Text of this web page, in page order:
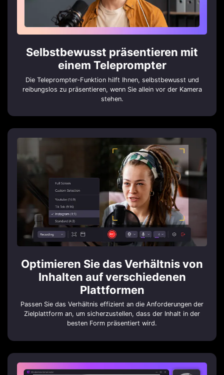
Selbstbewusst präsentieren mit
einem Teleprompter
Die Teleprompter-Funktion hilft Ihnen, selbstbewusst und
reibungslos zu präsentieren, wenn Sie allein vor der Kamera
stehen.
Optimieren Sie das Verhältnis von
Inhalten auf verschiedenen
Plattformen
Passen Sie das Verhältnis effizient an die Anforderungen der
Zielplattform an, um sicherzustellen, dass der Inhalt in der
besten Form präsentiert wird.